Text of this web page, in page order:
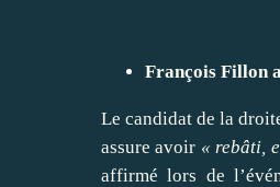
François Fillon
Le candidat de la
assureavoir « rebâti,
affirmé lors de